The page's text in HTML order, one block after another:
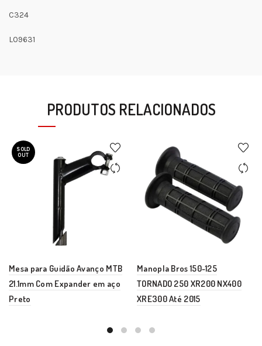
C324
L09631
PRODUTOS RELACIONADOS
SOLD
OUT
Mesa para Guidão Avanço MTB
21.1mm Com Expander em aço
Preto
Manopla Bros 150-125
TORNADO 250 XR200 NX400
XRE300 Até 2015